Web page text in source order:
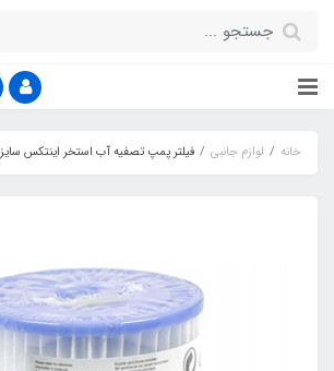
خانه لوازم جانبی فیلتر پمپ تصفیه آب استخر اینتکس سایز H